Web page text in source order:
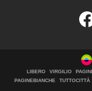
LIBERO VIRGILIO
PAGINEBIANCHE
TUTTOCITTÀ